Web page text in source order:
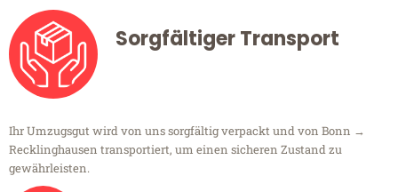
Sorgfältiger Transport
Ihr Umzugsgut wird von uns sorgfältig verpackt und von Bonn →
Recklinghausen transportiert, um einen sicheren Zustand zu
gewährleisten.